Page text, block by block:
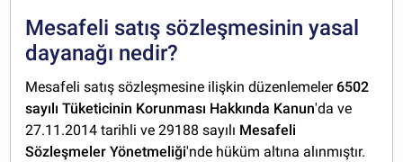
Mesafeli satış sözleşmesinin yasal
dayanağı nedir?
Mesafeli satış sözleşmesine ilişkin düzenlemeler 6502
sayılı Tüketicinin Korunması Hakkında Kanun'da ve
27.11.2014 tarihli ve 29188 sayılı Mesafeli
Sözleşmeler Yönetmeliği'nde hüküm altına alınmıştır.